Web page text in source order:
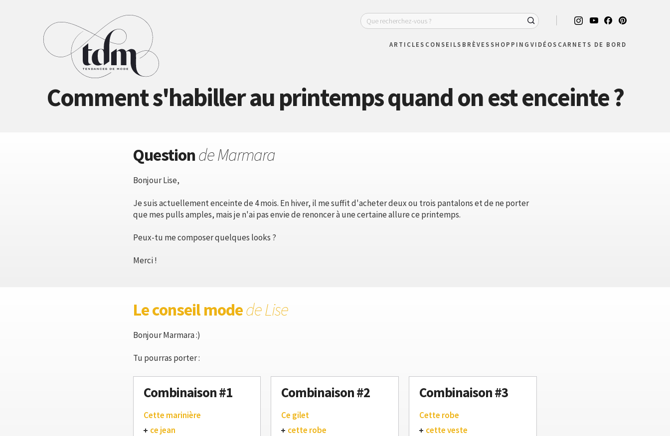
ARTICLES CONSEILS BRÈVESSHOPPING VIDÉOS CARNETS DE BORD
Comment s'habiller au printemps quand on est enceinte ?
Questionde Marmara
Bonjour Lise,
Je suis actuellement enceinte de 4 mois. En hiver, il me suffit d'acheter deux ou trois pantalons et de ne porter
que mes pulls amples, mais je n'ai pas envie de renoncer à une certaine allure ce printemps.
Peux-tu me composer quelques looks ?
Merci !
Le conseil modede Lise
Bonjour Marmara :)
Tu pourras porter :
Combinaison #1
Cette marinière
ce jean
Combinaison #2
Ce gilet
cette robe
Combinaison #3
Cette robe
cette veste